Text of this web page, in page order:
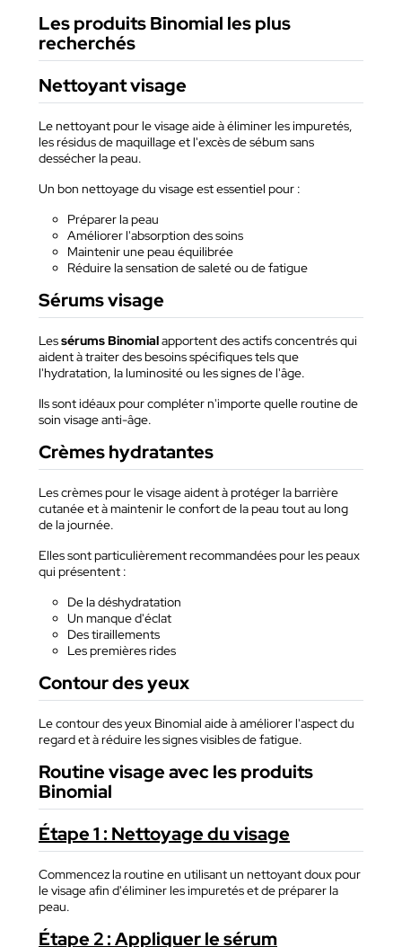
Les produits Binomial les plus
recherchés
Nettoyant visage
Le nettoyant pour le visage aide à éliminer les impuretés,
les résidus de maquillage et l'excès de sébum sans
dessécher la peau.
Un bon nettoyage du visage est essentiel pour :
Préparer la peau
Améliorer l'absorption des soins
Maintenir une peau équilibrée
Réduire la sensation de saleté ou de fatigue
Sérums visage
Lessérums Binomialapportent des actifs concentrés qui
aident à traiter des besoins spécifiques tels que
l'hydratation, la luminosité ou les signes de l'âge.
Ils sont idéaux pour compléter n'importe quelle routine de
soin visage anti-âge.
Crèmes hydratantes
Les crèmes pour le visage aident à protéger la barrière
cutanée et à maintenir le confort de la peau tout au long
de la journée.
Elles sont particulièrement recommandées pour les peaux
qui présentent :
De la déshydratation
Un manque d'éclat
Des tiraillements
Les premières rides
Contour des yeux
Le contour des yeux Binomial aide à améliorer l'aspect du
regard et à réduire les signes visibles de fatigue.
Routine visage avec les produits
Binomial
Étape 1 : Nettoyage du visage
Commencez la routine en utilisant un nettoyant doux pour
le visage afin d'éliminer les impuretés et de préparer la
peau.
Étape 2 : Appliquer le sérum